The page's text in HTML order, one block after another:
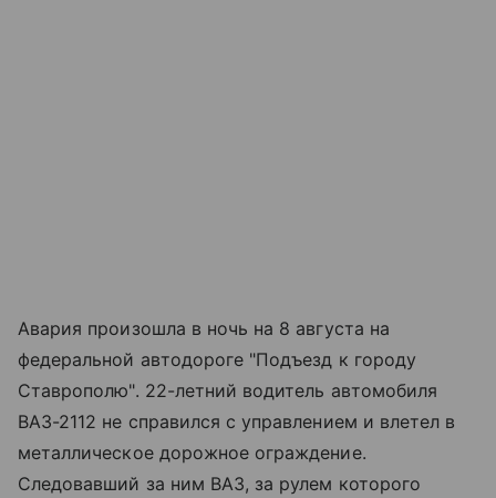
Авария произошла в ночь на 8 августа на
федеральной автодороге "Подъезд к городу
Ставрополю". 22-летний водитель автомобиля
ВАЗ-2112 не справился с управлением и влетел в
металлическое дорожное ограждение.
Следовавший за ним ВАЗ, за рулем которого